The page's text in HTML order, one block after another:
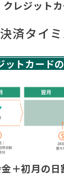
レジット
決済タイ
ットカード
＋初月の日